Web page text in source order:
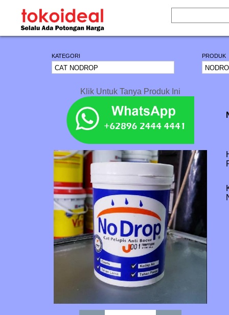
KATEGORI PRODUK
Klik Untuk Tanya Produk Ini